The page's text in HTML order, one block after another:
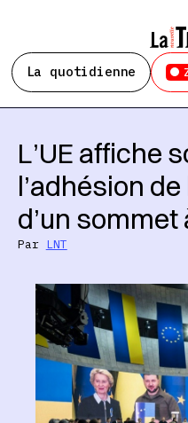
La quotidienne
L’UE affiche
l’adhésion
d’un sommet
Par LNT